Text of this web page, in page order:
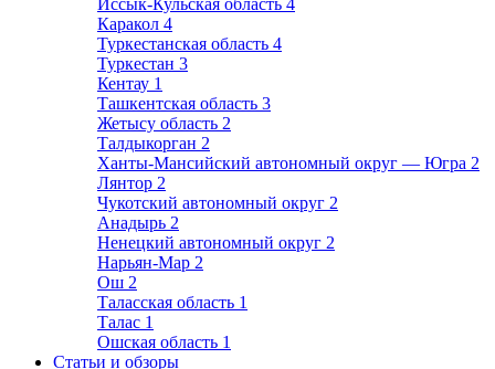
Иссык-Кульская область 4
Каракол 4
Туркестанская область 4
Туркестан 3
Кентау 1
Ташкентская область 3
Жетысу область 2
Талдыкорган 2
Ханты-Мансийский автономный округ — Югра 2
Лянтор 2
Чукотский автономный округ 2
Анадырь 2
Ненецкий автономный округ 2
Нарьян-Мар 2
Ош 2
Таласская область 1
Талас 1
Ошская область 1
Статьи и обзоры